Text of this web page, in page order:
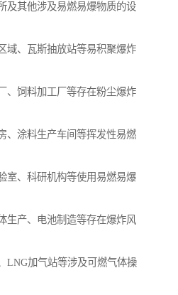
及其他涉及易燃易爆物质的设
域、瓦斯抽放站等易积聚爆炸
、饲料加工厂等存在粉尘爆炸
、涂料生产车间等挥发性易燃
室、科研机构等使用易燃易爆
生产、电池制造等存在爆炸风
LNG加气站等涉及可燃气体操